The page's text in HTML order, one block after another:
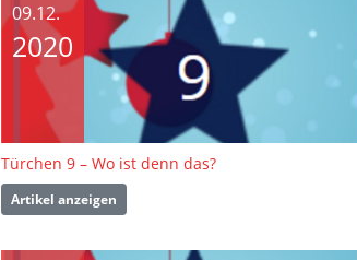
09.12.
2020
Türchen 9 – Wo ist denn das?
Artikel anzeigen